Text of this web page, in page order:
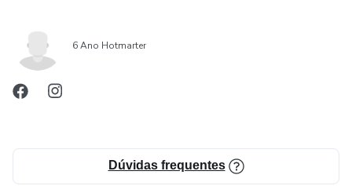
6 Ano Hotmarter
Dúvidas frequentes